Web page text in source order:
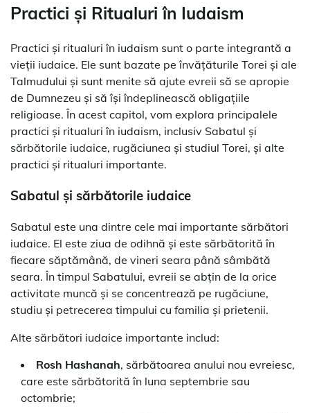
Practici și Ritualuri în Iudaism
Practici și ritualuri în iudaism sunt o parte integrantă a
vieții iudaice. Ele sunt bazate pe învățăturile Torei și ale
Talmudului și sunt menite să ajute evreii să se apropie
de Dumnezeu și să își îndeplinească obligațiile
religioase. În acest capitol, vom explora principalele
practici și ritualuri în iudaism, inclusiv Sabatul și
sărbătorile iudaice, rugăciunea și studiul Torei, și alte
practici și ritualuri importante.
Sabatul și sărbătorile iudaice
Sabatul este una dintre cele mai importante sărbători
iudaice. El este ziua de odihnă și este sărbătorită în
fiecare săptămână, de vineri seara până sâmbătă
seara. În timpul Sabatului, evreii se abțin de la orice
activitate muncă și se concentrează pe rugăciune,
studiu și petrecerea timpului cu familia și prietenii.
Alte sărbători iudaice importante includ:
Rosh Hashanah, sărbătoarea anului nou evreiesc,
care este sărbătorită în luna septembrie sau
octombrie;